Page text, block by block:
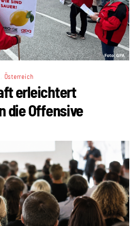
Österreich
erleichtert
die Offensive